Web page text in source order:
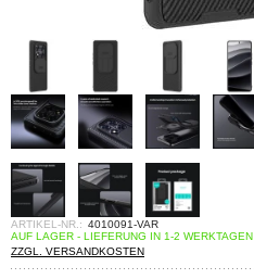
ARTIKEL-NR.: 4010091-VAR
AUF LAGER - LIEFERUNG IN 1-2 WERKTAGEN
ZZGL. VERSANDKOSTEN